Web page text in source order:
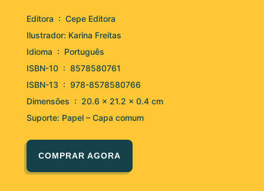
Editora ‏ : ‎ Cepe Editora
Ilustrador: Karina Freitas
Idioma ‏ : ‎ Português
ISBN-10 ‏ : ‎ 8578580761
ISBN-13 ‏ : ‎ 978-8578580766
Dimensões ‏ : ‎ 20.6 x 21.2 x 0.4 cm
Suporte: Papel – Capa comum
COMPRAR AGORA